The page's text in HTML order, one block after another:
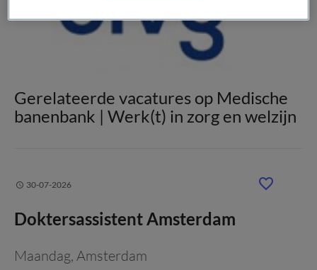
Gerelateerde vacatures op Medische
banenbank | Werk(t) in zorg en welzijn
30-07-2026
Doktersassistent Amsterdam
Maandag, Amsterdam